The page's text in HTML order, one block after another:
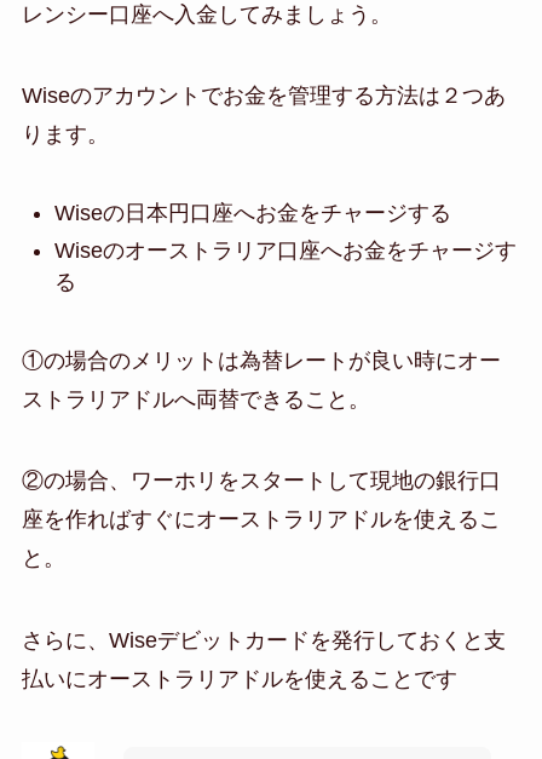
レンシー口座へ入金してみましょう。
Wiseのアカウントでお金を管理する方法は２つあ
ります。
Wiseの日本円口座へお金をチャージする
Wiseのオーストラリア口座へお金をチャージす
る
①の場合のメリットは為替レートが良い時にオー
ストラリアドルへ両替できること。
②の場合、ワーホリをスタートして現地の銀行口
座を作ればすぐにオーストラリアドルを使えるこ
と。
さらに、Wiseデビットカードを発行しておくと支
払いにオーストラリアドルを使えることです